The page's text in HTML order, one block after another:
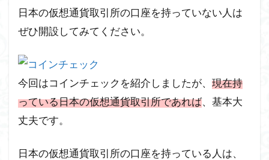
日本の仮想通貨取引所の口座を持っていない人は
ぜひ開設してみてください。
今回はコインチェックを紹介しましたが、 現在持
っている日本の仮想通貨取引所であれば、基本大
丈夫です。
日本の仮想通貨取引所の口座を持っている人は、